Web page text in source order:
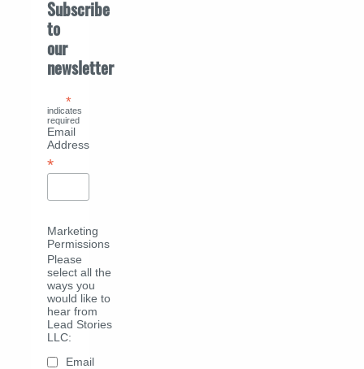
Subscribe
to
our
newsletter
*
indicates
required
Email
Address
*
Marketing
Permissions
Please
select all the
ways you
would like to
hear from
Lead Stories
LLC:
Email